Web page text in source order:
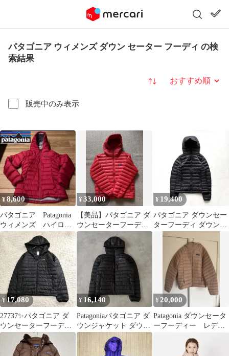
パタゴニア ウィメンズ ダウン セーター フーディ の検
索結果
販売中のみ表示
並び替え
¥8,600
パタゴニア Patagonia
ウィメンズ ハイロフ
トダウンセーターフー
ディー
¥33,000
【美品】パタゴニア ダ
ウンセーターフーディ
M
¥ 19,400
パタゴニア ダウンセー
ターフーディ ダウンジ
ャケット 登山 黒 S
¥17,080
27737✨パタゴニア ダ
ウンセーターフーディ
ダウンジャケット ブラ
ック S
¥ 16,140
Patagoniaパタゴニア ダ
ウンジャケット ダウン
セーターフーディ 黒
¥ 20,000
Patagonia ダウンセータ
ーフーディー レディ